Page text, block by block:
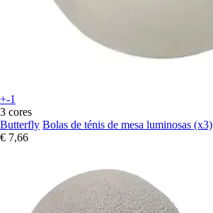
+-1
3 cores
Butterfly Bolas de ténis de mesa luminosas (x3)
€ 7,66